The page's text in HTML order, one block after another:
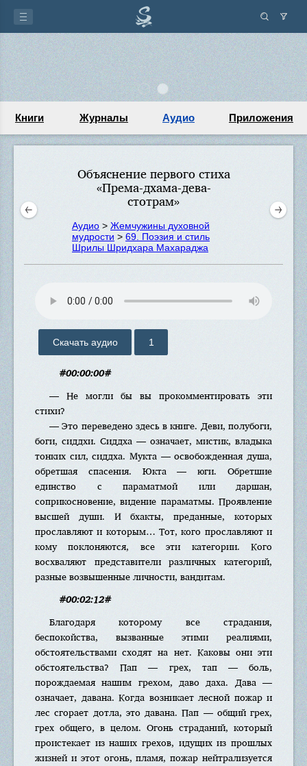
Книги Журналы Аудио Приложения
Объяснение первого стиха
«Према-дхама-дева-
стотрам»
Аудио > Жемчужины духовной
мудрости > 69. Поэзия и стиль
Шрилы Шридхара Махараджа
Скачать аудио 1
#00:00:00#
— Не могли бы вы прокомментировать эти
стихи?
— Это переведено здесь в книге. Деви, полубоги,
боги, сиддхи. Сиддха — означает, мистик, владыка
тонких сил, сиддха. Мукта — освобожденная душа,
обретшая спасения. Юкта — юги. Обретшие
единство с параматмой или даршан,
соприкосновение, видение параматмы. Проявление
высшей души. И бхакты, преданные, которых
прославляют и которым… Тот, кого прославляют и
кому поклоняются, все эти категории. Кого
восхваляют представители различных категорий,
разные возвышенные личности, вандитам.
#00:02:12#
Благодаря которому все страдания,
беспокойства, вызванные этими реалиями,
обстоятельствами сходят на нет. Каковы они эти
обстоятельства? Пап — грех, тап — боль,
порождаемая нашим грехом, даво даха. Дава —
означает, давана. Когда возникает лесной пожар и
лес сгорает дотла, это давана. Пап — общий грех,
грех общего, в целом. Огонь страданий, который
проистекает из наших грехов, идущих из прошлых
жизней и этот огонь, пламя, пожар нейтрализуется